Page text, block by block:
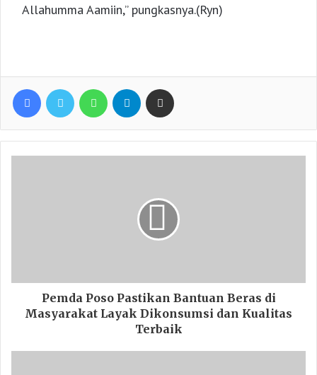
Allahumma Aamiin,” pungkasnya.(Ryn)
Facebook Twitter WhatsApp Telegram
Pemda Poso Pastikan Bantuan Beras di
Masyarakat Layak Dikonsumsi dan Kualitas
Terbaik